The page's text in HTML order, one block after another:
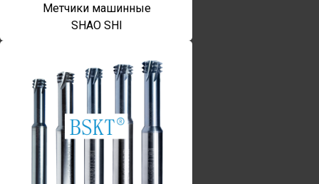
Метчики машинные
SHAO SHI